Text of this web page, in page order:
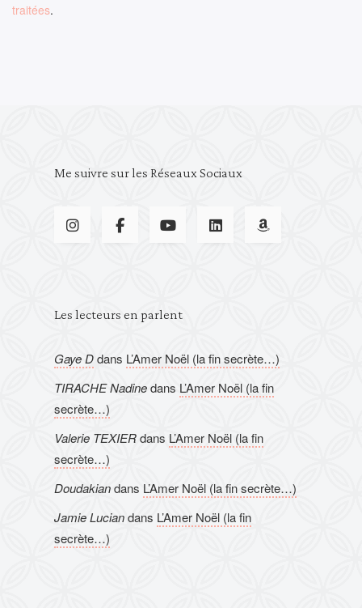
traitées.
Me suivre sur les Réseaux Sociaux
Les lecteurs en parlent
Gaye Ddans L’Amer Noël (la fin secrète…)
TIRACHE Nadinedans L’Amer Noël (la fin
secrète…)
Valerie TEXIERdans L’Amer Noël (la fin
secrète…)
Doudakiandans L’Amer Noël (la fin secrète…)
Jamie Luciandans L’Amer Noël (la fin
secrète…)